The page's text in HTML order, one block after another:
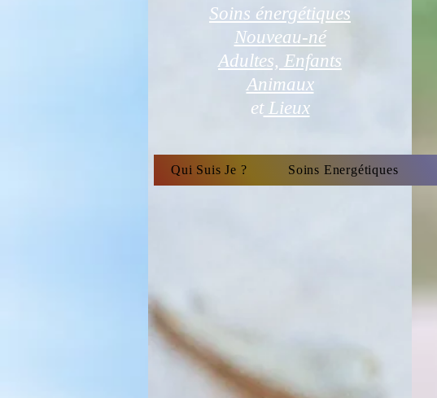
Soins énergétiques
Nouveau-né
Adultes, Enfants
Animaux
etLieux
Qui Suis Je ? Soins Energétiques